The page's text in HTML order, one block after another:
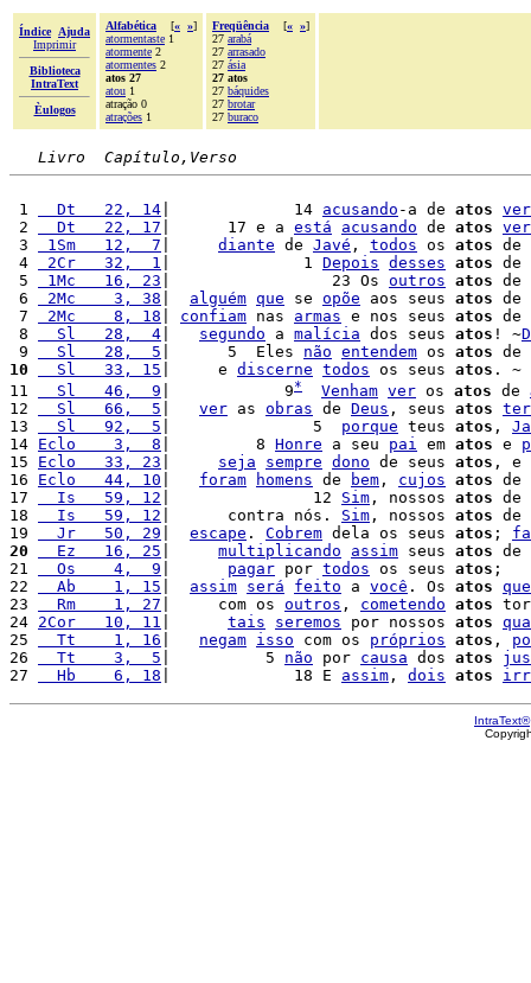
Índice
Ajuda
Imprimir
Biblioteca
IntraText
Èulogos
Alfabética [« »]
atormentaste 1
atormente 2
atormentes 2
atos 27
atou 1
atração 0
atrações 1
Freqüência [« »]
27 arabá
27 arrasado
27 ásia
27 atos
27 báquides
27 brotar
27 buraco
Livro  Capítulo,Verso
1
  Dt   22, 14
|             14 acusando -a de atos
2
  Dt   22, 17
|      17 e a está acusando de atos
3
1Sm   12,  7 diante de Javé , todos os atos de
4
2Cr   32,  1 |              1 Depois desses atos de
5
1Mc   16, 23 |                 23 Os outros atos de
6
2Mc    3, 38 alguém que se opõe aos seus atos de
7
2Mc    8, 18 confiam nas armas e nos seus atos de
8
  Sl   28,  4
segundo a malícia dos seus atos ! ~
9
  Sl   28,  5
|      5  Eles não entendem os atos de
10
  Sl   33, 15
|     e discerne todos os seus atos . ~
11
  Sl   46,  9
|            9* Venham ver os atos de
12
  Sl   66,  5
ver as obras de Deus , seus atos
13
  Sl   92,  5
|               5 porque teus atos ,
14 Eclo    3,  8 |         8 Honre a seu pai em atos e
15 Eclo   33, 23 seja sempre dono de seus atos , e
16 Eclo   44, 10 foram homens de bem , cujos atos de
17
  Is   59, 12
|               12 Sim , nossos atos de
18
  Is   59, 12
|      contra nós. Sim , nossos atos de
19
  Jr   50, 29
escape . Cobrem dela os seus atos ;
20
  Ez   16, 25
multiplicando assim seus atos de
21
  Os    4,  9
pagar por todos os seus atos ;
22
  Ab    1, 15
assim será feito a você . Os atos que
23
  Rm    1, 27
|     com os outros , cometendo atos
24 2Cor   10, 11 tais seremos por nossos atos
25
  Tt    1, 16
negam isso com os próprios atos ,
26
  Tt    3,  5
|          5 não por causa dos atos
27
  Hb    6, 18
|             18 E assim , dois atos
IntraText®